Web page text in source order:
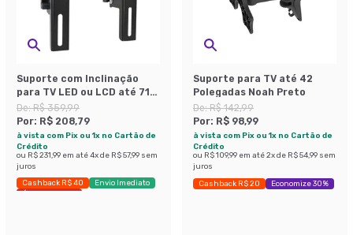
Suporte com Inclinação
para TV LED ou LCD até 71
Polegadas Preto
De:R$ 359,99
Por: R$ 208,79
à vista com Pix ou 1x no Cartão de
Crédito
ou R$ 231,99 em até4x de R$ 57,99 sem
juros
Cashback R$ 40
Envio Imediato
Últimas peças
Suporte para TV até 42
Polegadas Noah Preto
De:R$ 142,99
Por: R$ 98,99
à vista com Pix ou 1x no Cartão de
Crédito
ou R$ 109,99 em até2x de R$ 54,99 sem
juros
Cashback R$ 20 Economize 30%